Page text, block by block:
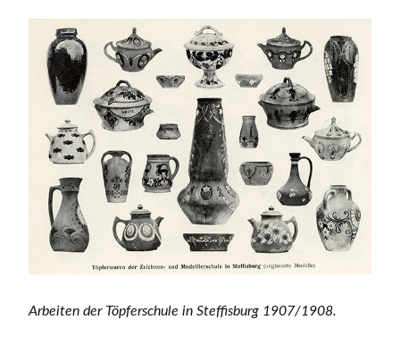
Arbeiten der Töpferschule in Steffisburg 1907/1908.